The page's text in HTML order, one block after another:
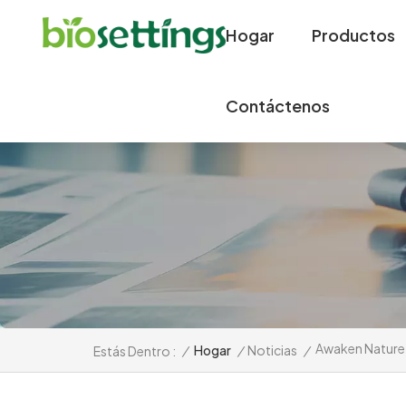
Hogar Productos
Contáctenos
Estás Dentro : / Hogar / Noticias / Awaken